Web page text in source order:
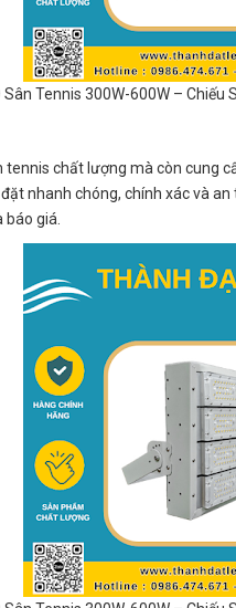
Sân Tennis 300W-600W – Chiếu
tennis chất lượng mà còn cung
nhanh chóng, chính xác và
giá.